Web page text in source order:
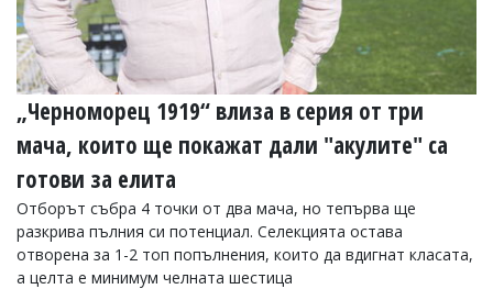
„Черноморец 1919“ влиза в серия от три
мача, които ще покажат дали "акулите" са
готови за елита
Отборът събра 4 точки от два мача, но тепърва ще
разкрива пълния си потенциал. Селекцията остава
отворена за 1-2 топ попълнения, които да вдигнат класата,
а целта е минимум челната шестица